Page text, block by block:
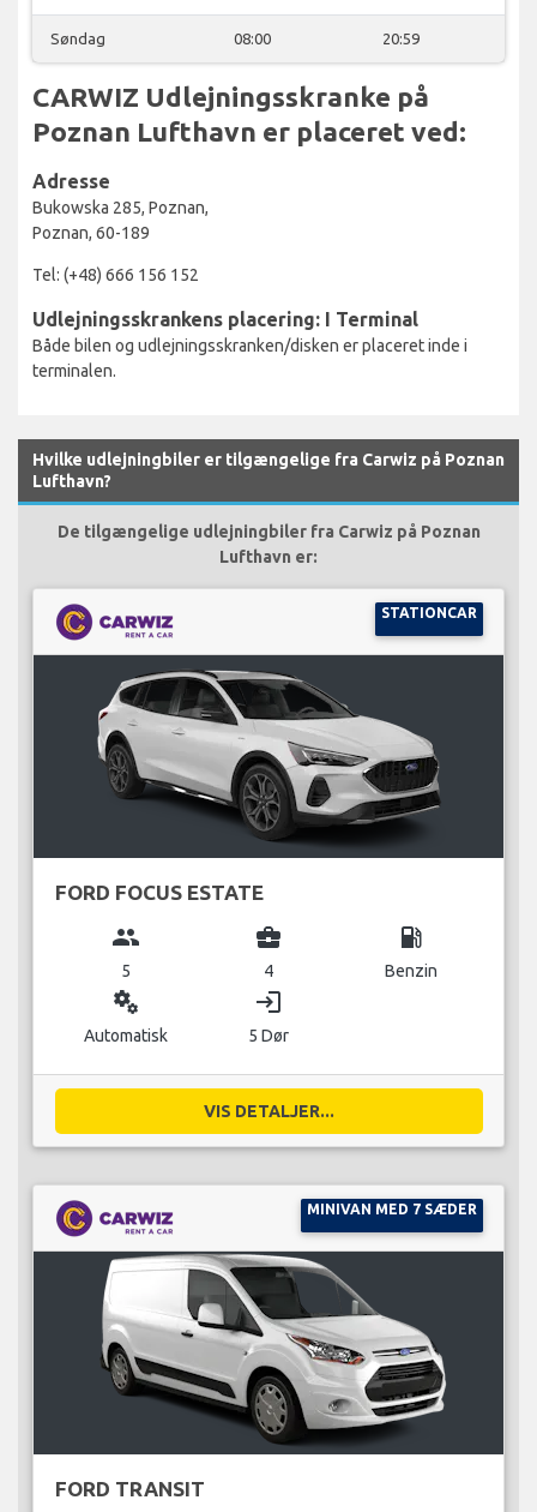
Søndag 08:00 20:59
CARWIZ Udlejningsskranke på
Poznan Lufthavn er placeret ved:
Adresse
Bukowska 285, Poznan,
Poznan, 60-189
Tel: (+48) 666 156 152
Udlejningsskrankens placering: I Terminal
Både bilen og udlejningsskranken/disken er placeret inde i
terminalen.
Hvilke udlejningbiler er tilgængelige fra Carwiz på Poznan
Lufthavn?
De tilgængelige udlejningbiler fra Carwiz på Poznan
Lufthavn er:
STATIONCAR
FORD FOCUS ESTATE
group
5
business_center
4
local_gas_station
Benzin
miscellaneous_services
Automatisk
login
5 Dør
VIS DETALJER...
MINIVAN MED 7 SÆDER
FORD TRANSIT